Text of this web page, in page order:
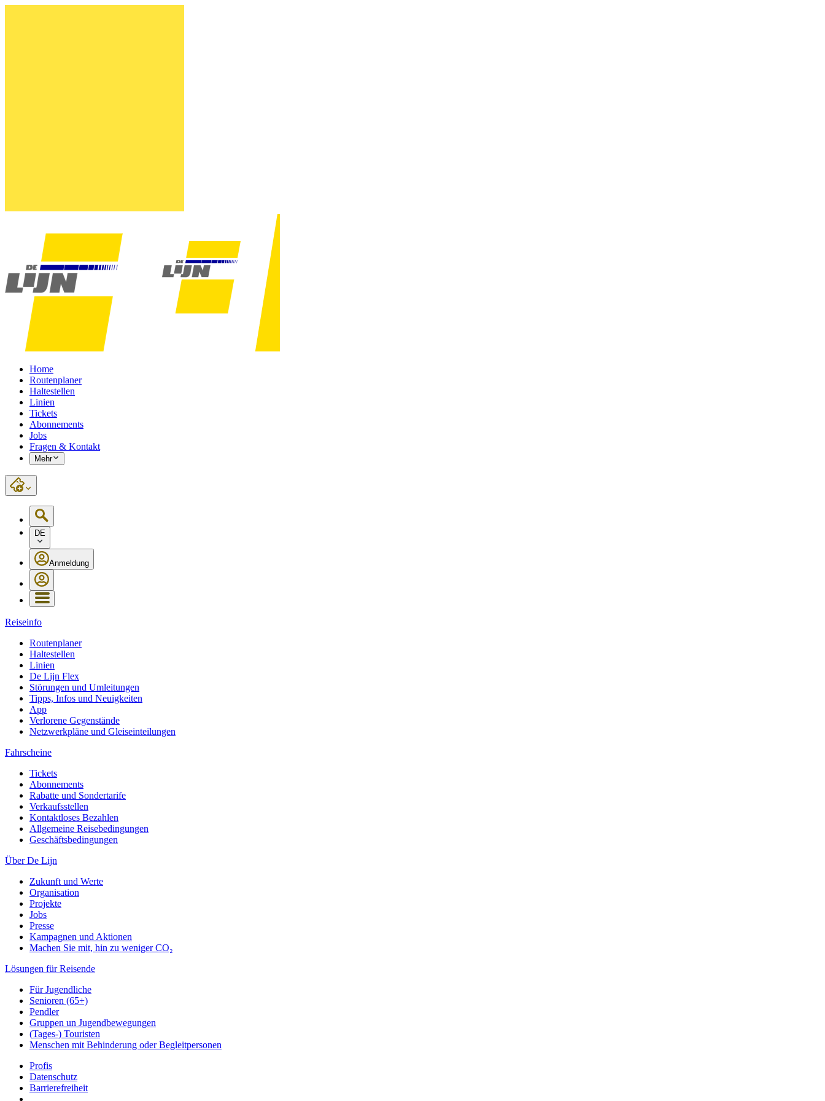
Home
Routenplaner
Haltestellen
Linien
Tickets
Abonnements
Jobs
Fragen & Kontakt
Mehr
DE
Anmeldung
Reiseinfo
Routenplaner
Haltestellen
Linien
De Lijn Flex
Störungen und Umleitungen
Tipps, Infos und Neuigkeiten
App
Verlorene Gegenstände
Netzwerkpläne und Gleiseinteilungen
Fahrscheine
Tickets
Abonnements
Rabatte und Sondertarife
Verkaufsstellen
Kontaktloses Bezahlen
Allgemeine Reisebedingungen
Geschäftsbedingungen
Über De Lijn
Zukunft und Werte
Organisation
Projekte
Jobs
Presse
Kampagnen und Aktionen
Machen Sie mit, hin zu weniger CO₂
Lösungen für Reisende
Für Jugendliche
Senioren (65+)
Pendler
Gruppen un Jugendbewegungen
(Tages-) Touristen
Menschen mit Behinderung oder Begleitpersonen
Profis
Datenschutz
Barrierefreiheit